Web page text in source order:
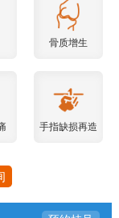
骨质增生
手指缺损再造